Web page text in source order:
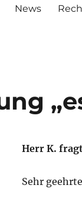
News
Herr K.
Sehr